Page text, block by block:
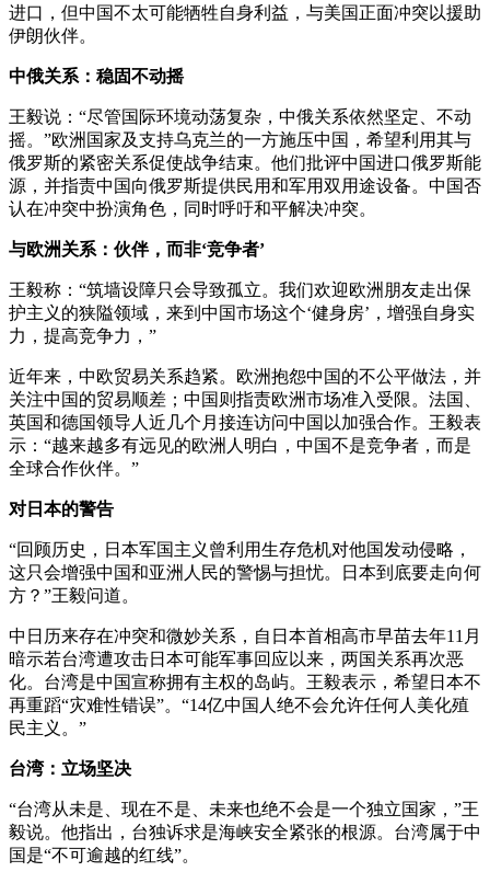
进口，但中国不太可能牺牲自身利益，与美国正面冲突以援助
伊朗伙伴。
中俄关系：稳固不动摇
王毅说：“尽管国际环境动荡复杂，中俄关系依然坚定、不动
摇。”欧洲国家及支持乌克兰的一方施压中国，希望利用其与
俄罗斯的紧密关系促使战争结束。他们批评中国进口俄罗斯能
源，并指责中国向俄罗斯提供民用和军用双用途设备。中国否
认在冲突中扮演角色，同时呼吁和平解决冲突。
与欧洲关系：伙伴，而非‘竞争者’
王毅称：“筑墙设障只会导致孤立。我们欢迎欧洲朋友走出保
护主义的狭隘领域，来到中国市场这个‘健身房’，增强自身实
力，提高竞争力，”
近年来，中欧贸易关系趋紧。欧洲抱怨中国的不公平做法，并
关注中国的贸易顺差；中国则指责欧洲市场准入受限。法国、
英国和德国领导人近几个月接连访问中国以加强合作。王毅表
示：“越来越多有远见的欧洲人明白，中国不是竞争者，而是
全球合作伙伴。”
对日本的警告
“回顾历史，日本军国主义曾利用生存危机对他国发动侵略，
这只会增强中国和亚洲人民的警惕与担忧。日本到底要走向何
方？”王毅问道。
中日历来存在冲突和微妙关系，自日本首相高市早苗去年11月
暗示若台湾遭攻击日本可能军事回应以来，两国关系再次恶
化。台湾是中国宣称拥有主权的岛屿。王毅表示，希望日本不
再重蹈“灾难性错误”。“14亿中国人绝不会允许任何人美化殖
民主义。”
台湾：立场坚决
“台湾从未是、现在不是、未来也绝不会是一个独立国家，”王
毅说。他指出，台独诉求是海峡安全紧张的根源。台湾属于中
国是“不可逾越的红线”。